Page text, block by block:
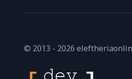
© 2013 - 2026